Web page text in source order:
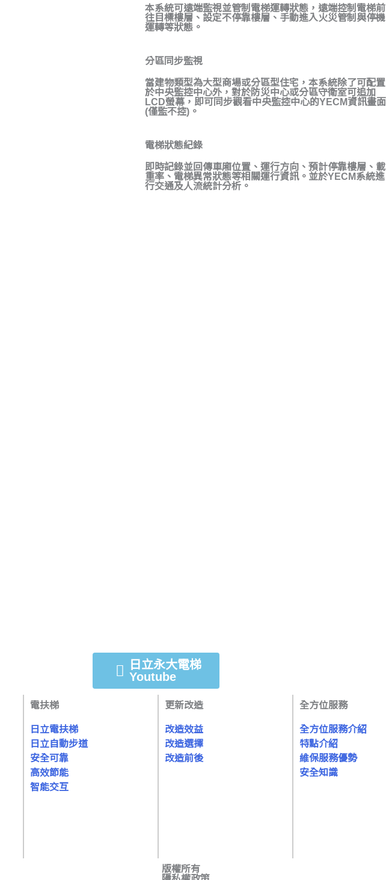
本系統可遠端監視並管制電梯運轉狀態，遠端控制電梯前
往目標樓層、設定不停靠樓層、手動進入火災管制與停機
運轉等狀態。
分區同步監視
當建物類型為大型商場或分區型住宅，本系統除了可配置
於中央監控中心外，對於防災中心或分區守衛室可追加
LCD螢幕，即可同步觀看中央監控中心的YECM資訊畫面
(僅監不控)。
電梯狀態紀錄
即時記錄並回傳車廂位置、運行方向、預計停靠樓層、載
重率、電梯異常狀態等相關運行資訊。並於YECM系統進
行交通及人流統計分析。
日立永大電梯
Youtube
電扶梯
日立電扶梯
日立自動步道
安全可靠
高效節能
智能交互
更新改造
改造效益
改造選擇
改造前後
全方位服務
全方位服務介紹
特點介紹
維保服務優勢
安全知識
版權所有